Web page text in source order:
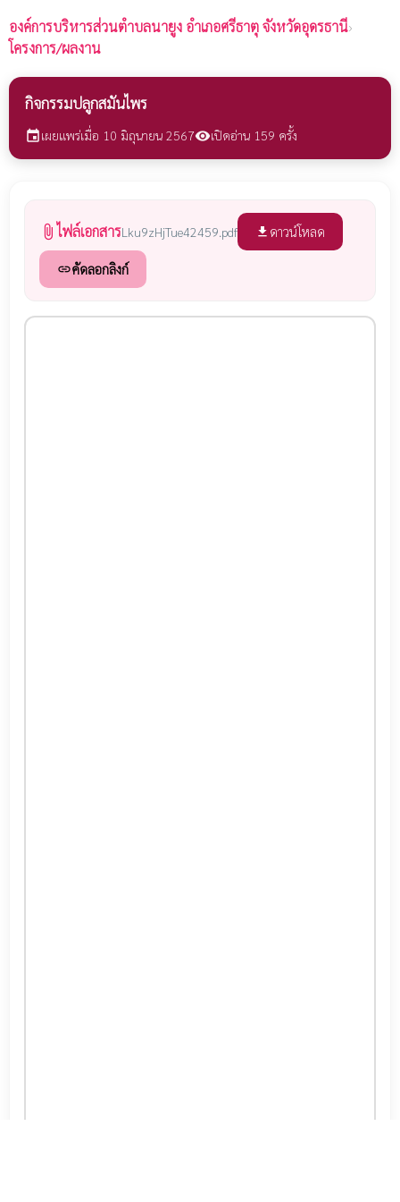
องค์การบริหารส่วนตำบลนายูง อำเภอศรีธาตุ จังหวัดอุดรธานี›
โครงการ/ผลงาน
กิจกรรมปลูกสมันไพร
eventเผยแพร่เมื่อ 10 มิถุนายน 2567visibilityเปิดอ่าน 159 ครั้ง
attach_file ไฟล์เอกสารLku9zHjTue42459.pdf file_download ดาวน์โหลด
linkคัดลอกลิงก์